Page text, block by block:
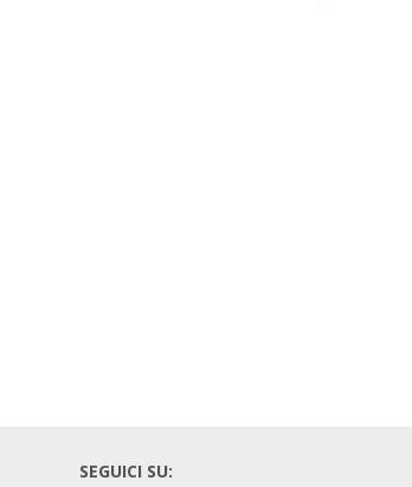
SEGUICI SU: